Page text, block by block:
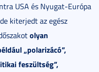
USA és Nyugat-Európa
kiterjedt az egész
olyan
„polarizácó”,
feszültség”,